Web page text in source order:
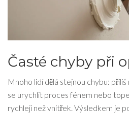
Časté chyby při
Mnoho lidí dělá stejnou chybu:
se urychlit proces fénem nebo
rychleji než vnitřek. Výsledkem je